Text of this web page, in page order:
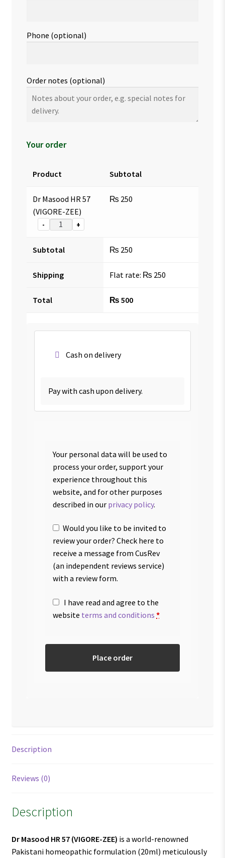
Phone (optional)
Order notes (optional)
Your order
Product Subtotal
Dr Masood HR 57
(VIGORE-ZEE)
- +
₨ 250
Subtotal ₨ 250
Shipping Flat rate: ₨ 250
Total ₨ 500
Cash on delivery
Pay with cash upon delivery.
Your personal data will be used to
process your order, support your
experience throughout this
website, and for other purposes
described in our privacy policy.
Would you like to be invited to
review your order? Check here to
receive a message from CusRev
(an independent reviews service)
with a review form.
I have read and agree to the
website terms and conditions *
Place order
Description
Reviews (0)
Description
Dr Masood HR 57 (VIGORE-ZEE) is a world-renowned
Pakistani homeopathic formulation (20ml) meticulously